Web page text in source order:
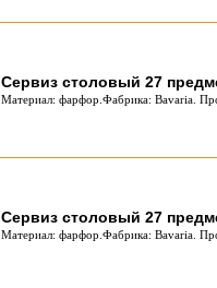
Сервиз столовый 27
Материал: фарфор.Фабрика: Bavaria.
Сервиз столовый 27
Материал: фарфор.Фабрика: Bavaria.